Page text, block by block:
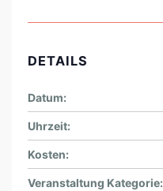
H
F
T
(
L
DETAILS
Datum:
Uhrzeit:
Kosten:
Veranstaltung Kategorie: